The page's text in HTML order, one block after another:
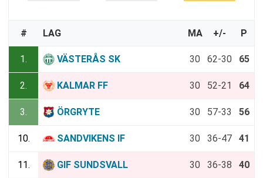
# LAG MA +/- P
1. VÄSTERÅS SK 30 62-30 65
2. KALMAR FF 30 52-21 64
3. ÖRGRYTE 30 57-33 56
10. SANDVIKENS IF 30 36-47 41
11. GIF SUNDSVALL 30 36-38 40